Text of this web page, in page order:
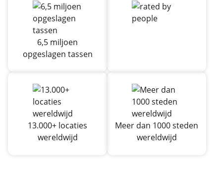
6,5 miljoen
opgeslagen tassen
13.000+ locaties
wereldwijd
Meer dan 1000 steden
wereldwijd